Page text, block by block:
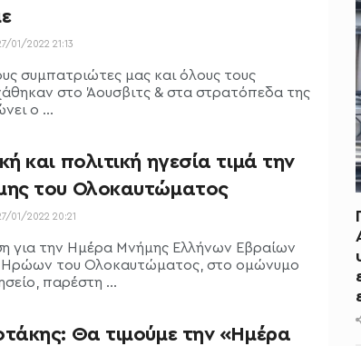
01/2022 21:13
συμπατριώτες μας και όλους τους
στο Άουσβιτς & στα στρατόπεδα της
ο ...
και πολιτική ηγεσία τιμά την
του Ολοκαυτώματος
01/2022 20:21
για την Ημέρα Μνήμης Ελλήνων Εβραίων
του Ολοκαυτώματος, στο ομώνυμο
παρέστη ...
Θα τιμούμε την «Ημέρα